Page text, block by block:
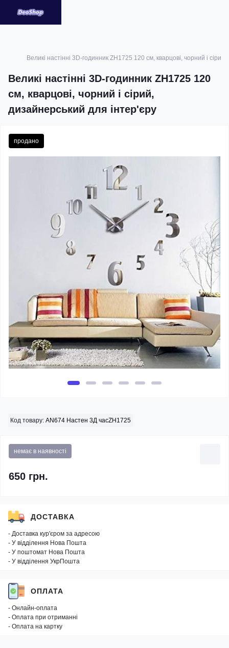
Великі настінні 3D-годинник ZH1725 120 см, кварцові, чорний і
Великі настінні 3D-годинник ZH1725 120
см, кварцові, чорний і сірий,
дизайнерський для інтер'єру
продано
Код товару: AN674 Настен 3Д часZH1725
немає в наявності
650 грн.
ДОСТАВКА
- Доставка кур'єром за адресою
- У відділення Нова Пошта
- У поштомат Нова Пошта
- У відділення УкрПошта
ОПЛАТА
- Онлайн-оплата
- Оплата при отриманні
- Оплата на картку